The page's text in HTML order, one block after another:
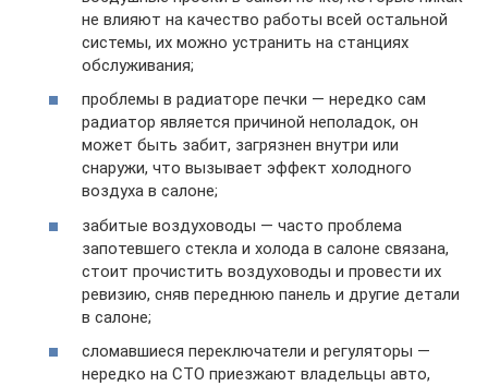
не влияют на качество работы всей остальной
системы, их можно устранить на станциях
обслуживания;
проблемы в радиаторе печки — нередко сам
радиатор является причиной неполадок, он
может быть забит, загрязнен внутри или
снаружи, что вызывает эффект холодного
воздуха в салоне;
забитые воздуховоды — часто проблема
запотевшего стекла и холода в салоне связана,
стоит прочистить воздуховоды и провести их
ревизию, сняв переднюю панель и другие детали
в салоне;
сломавшиеся переключатели и регуляторы —
нередко на СТО приезжают владельцы авто,